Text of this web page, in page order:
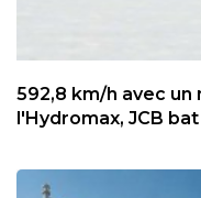
592,8 km/h avec
l'Hydromax, JCB